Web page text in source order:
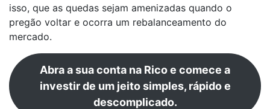
isso, que as quedas sejam amenizadas quando o
pregão voltar e ocorra um rebalanceamento do
mercado.
Abra a sua conta na Rico e comece a
investir de um jeito simples, rápido e
descomplicado.